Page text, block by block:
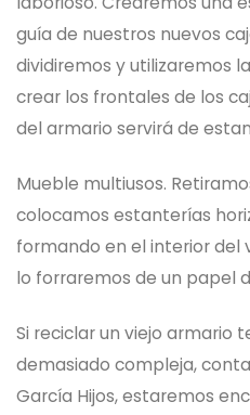
guía de nuestros nuevos
dividiremos y utilizaremos
crear los frontales de los
del armario servirá de
Mueble multiusos.
colocamos estanterías
formando en el interior del
lo forraremos de un papel
Si reciclar un viejo armario
demasiado compleja,
García Hijos, estaremos